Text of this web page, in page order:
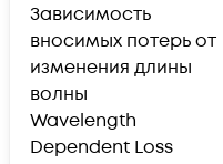
Зависимость
вносимых потерь от
изменения длины
волны
Wavelength
Dependent Loss